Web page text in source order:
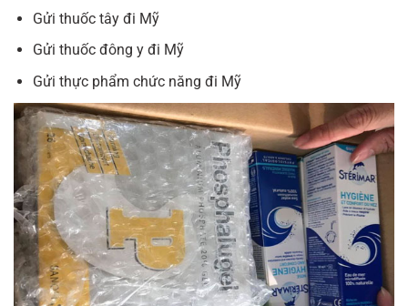
Gửi thuốc tây đi Mỹ
Gửi thuốc đông y đi Mỹ
Gửi thực phẩm chức năng đi Mỹ